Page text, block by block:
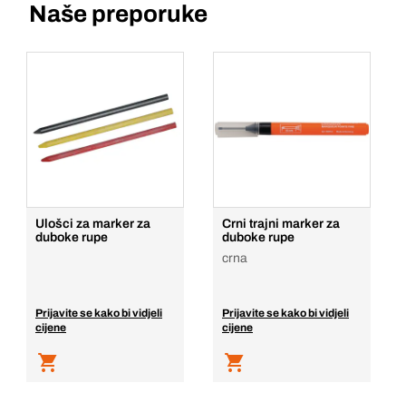
Naše preporuke
Ulošci za marker za
duboke rupe
Prijavite se kako bi vidjeli
cijene
Crni trajni marker za
duboke rupe
crna
Prijavite se kako bi vidjeli
cijene